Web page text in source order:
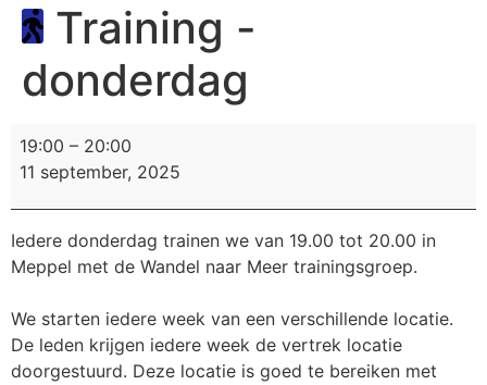
Training -
donderdag
19:00 – 20:00
11 september, 2025
Iedere donderdag trainen we van 19.00 tot 20.00 in
Meppel met de Wandel naar Meer trainingsgroep.
We starten iedere week van een verschillende locatie.
De leden krijgen iedere week de vertrek locatie
doorgestuurd. Deze locatie is goed te bereiken met